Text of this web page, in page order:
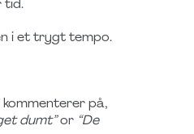
tid.
i et trygt tempo.
kommenterer på,
dumt”or “De